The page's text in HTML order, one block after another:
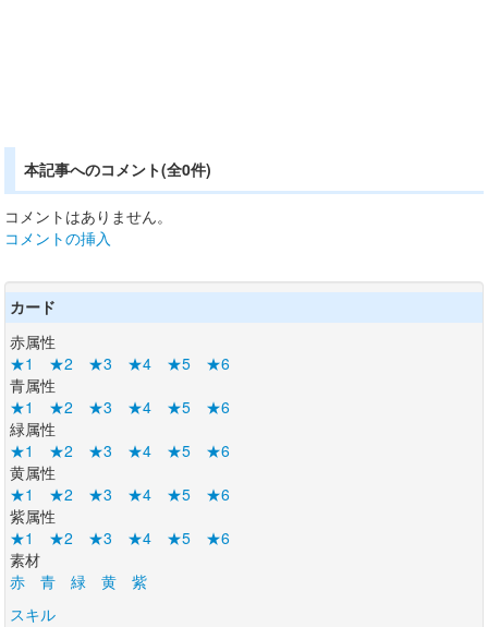
本記事へのコメント(全0件)
コメントはありません。
コメントの挿入
カード
赤属性
★1
★2 ★3 ★4 ★5
★6
青属性
★1
★2 ★3 ★4 ★5
★6
緑属性
★1
★2 ★3 ★4 ★5
★6
黄属性
★1
★2 ★3 ★4 ★5
★6
紫属性
★1
★2 ★3 ★4 ★5
★6
素材
赤
青 緑 黄
紫
スキル